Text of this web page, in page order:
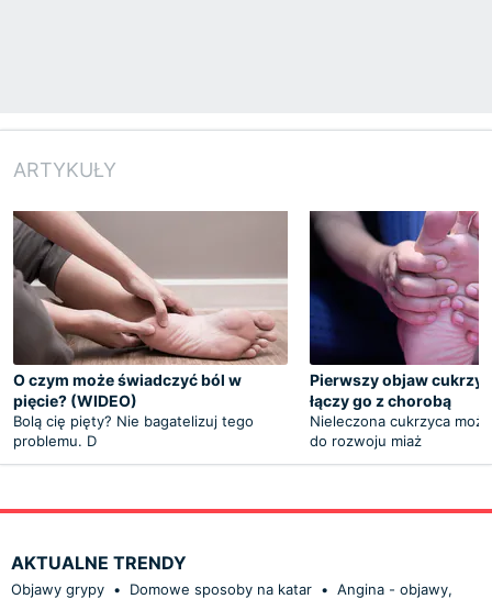
ARTYKUŁY
O czym może świadczyć ból w
pięcie? (WIDEO)
Bolą cię pięty? Nie bagatelizuj tego
problemu. D
Pierwszy objaw
łączy go z chorobą
Nieleczona cukrzyca
do rozwoju miaż
AKTUALNE TRENDY
Objawy grypy • Domowe sposoby na katar • Angina - objawy,